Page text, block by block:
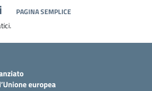
PAGINA SEMPLICE